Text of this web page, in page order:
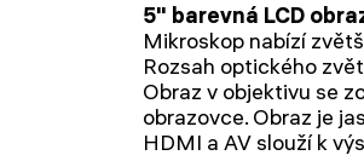
5" barevná LCD
Mikroskop nabízí
Rozsah optického
Obraz v objektivu se
obrazovce. Obraz je
HDMI a AV slouží k